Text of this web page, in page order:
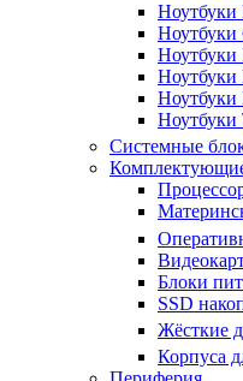
Ноутбуки
Ноутбуки
Ноутбуки
Ноутбуки
Системные
Блоки
SSD
Жёсткие
Корпуса